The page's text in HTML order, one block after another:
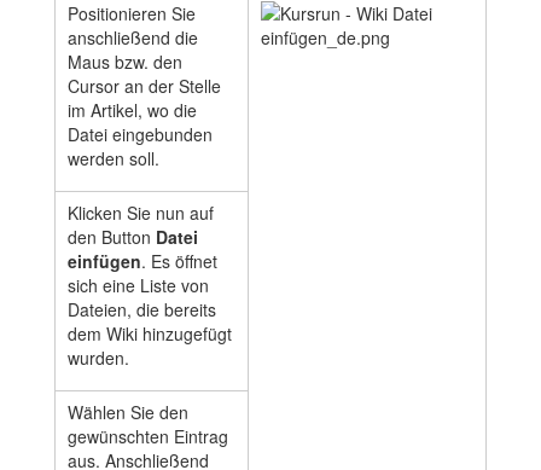
Positionieren Sie
anschließend die
Maus bzw. den
Cursor an der Stelle
im Artikel, wo die
Datei eingebunden
werden soll.
Klicken Sie nun auf
den Button Datei
einfügen. Es öffnet
sich eine Liste von
Dateien, die bereits
dem Wiki hinzugefügt
wurden.
Wählen Sie den
gewünschten Eintrag
aus. Anschließend